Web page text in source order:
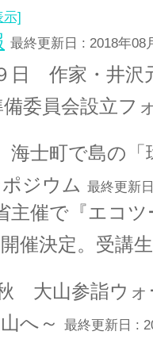
示]
最終更新日 : 2018年08
日 作家・井沢
備委員会設立
士町で島の
ジウム 最終更新
主催で『エコ
催決定。受講
大山参詣ウォ
へ～ 最終更新日 :